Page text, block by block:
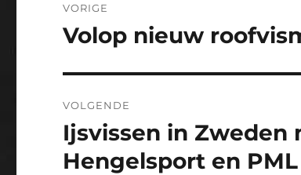
navigatie
VORIGE
Vorig
Volop nieuw
VOLGENDE
Volgend
bericht:
Ijsvissen in Zweden
Hengelsport en PML